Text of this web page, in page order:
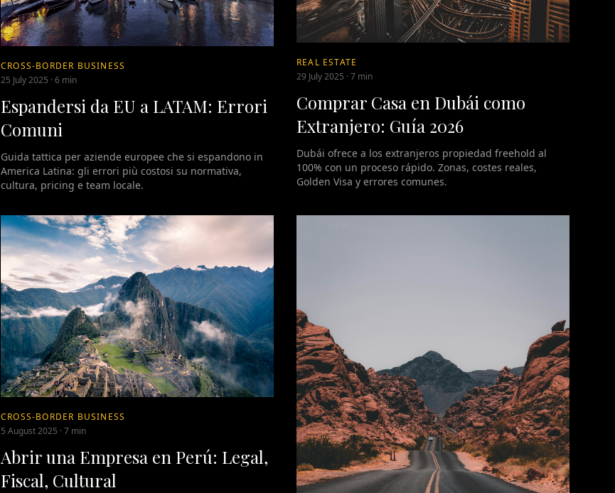
CROSS-BORDER BUSINESS
25 July 2025 · 6 min
Espandersi da EU a LATAM: Errori
Comuni
Guida tattica per aziende europee che si espandono in
America Latina: gli errori più costosi su normativa,
cultura, pricing e team locale.
REAL ESTATE
29 July 2025 · 7 min
Comprar Casa en Dubái como
Extranjero: Guía 2026
Dubái ofrece a los extranjeros propiedad freehold al
100% con un proceso rápido. Zonas, costes reales,
Golden Visa y errores comunes.
CROSS-BORDER BUSINESS
5 August 2025 · 7 min
Abrir una Empresa en Perú: Legal,
Fiscal, Cultural